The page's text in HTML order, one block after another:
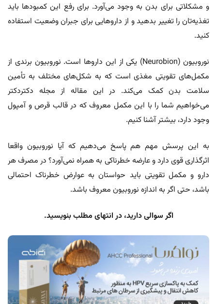
و مشکلاتی برای بدن به وجود می‌آورد. برای رفع این کمبودها باید
تغذیه‌تان را تغییر بدهید و از داروهایی برای جبران وضعیت استفاده
کنید.
نوروبیون (Neurobion) یکی از این داروها است. نوروبیون برندی از
مکمل‌های تقویتی مغذی است که به شکل‌های مختلف به تأمین
سلامت بدن کمک می‌کند. در این مقاله از مجله دکتردکتر
می‌خواهیم شما را با این مکمل معروف که در قالب قرص و آمپول
وجود دارد، بیشتر آشنا کنیم.
به این پرسش مهم هم پاسخ می‌دهیم که آیا نوروبیون واقعا
اثرگذاری قوی دارد و عارضه خطرناکی به همراه نمی‌آورد؟ در مصرف هر
دارو و مکمل تقویتی باید حواستان به عوارض خطرناک احتمالی
باشد، حتی اگر به اندازه نوروبیون معروف باشد.
اگر سوالی دارید، در انتهای مطلب بنویسید.